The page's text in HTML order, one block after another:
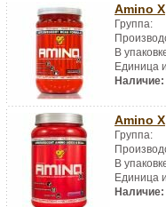
Amino X
Группа:
В
Единица
Наличие:
Amino X
Группа:
В
Единица
Наличие: